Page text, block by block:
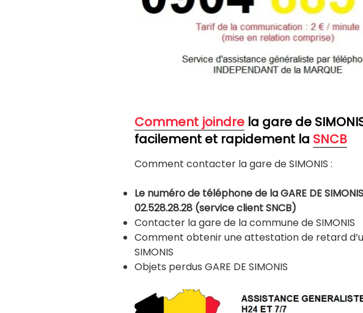
Comment joindre la gare de
facilement et rapidement la SNCB
Comment contacter la gare de SIMONIS :
Le numéro de téléphone de la GARE DE
02.528.28.28 (service client SNCB)
Contacter la gare de la commune de SIMONIS
Comment obtenir une attestation de retard
SIMONIS
Objets perdus GARE DE SIMONIS